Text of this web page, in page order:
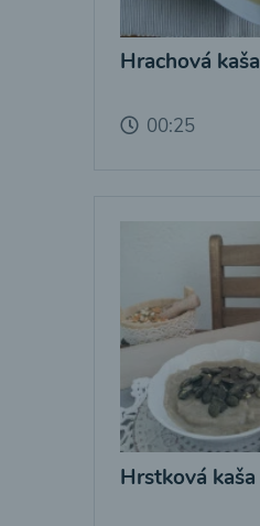
Hrachová kaša
00:25
Hrstková kaša